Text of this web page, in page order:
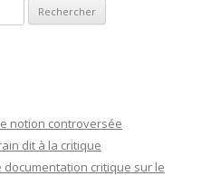
notion controversée
dit à la critique
critique sur le